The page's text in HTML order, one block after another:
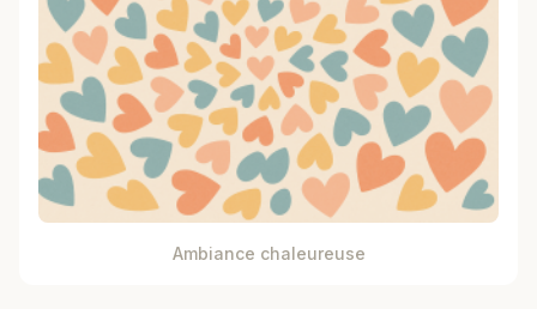
Ambiance chaleureuse